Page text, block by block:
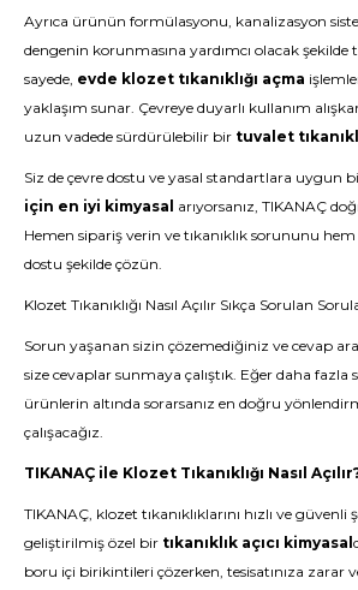
Ayrıca ürünün formülasyonu, kanalizasyon
dengenin korunmasına yardımcı olacak şekilde
sayede, evde klozet tıkanıklığı açma
yaklaşım sunar. Çevreye duyarlı kullanım
uzun vadede sürdürülebilir bir tuvalet
Siz de çevre dostu ve yasal standartlara uygun
için en iyi kimyasal arıyorsanız, TIKANAÇ
Hemen sipariş verin ve tıkanıklık sorununu
dostu şekilde çözün.
Klozet Tıkanıklığı Nasıl Açılır Sıkça Sorulan
Sorun yaşanan sizin çözemediğiniz ve cevap
size cevaplar sunmaya çalıştık. Eğer daha fazla
ürünlerin altında sorarsanız en doğru
çalışacağız.
TIKANAÇ ile Klozet Tıkanıklığı Nasıl
TIKANAÇ, klozet tıkanıklıklarını hızlı ve
geliştirilmiş özel bir tıkanıklık açıcı kimyasal
boru içi birikintileri çözerken, tesisatınıza zarar